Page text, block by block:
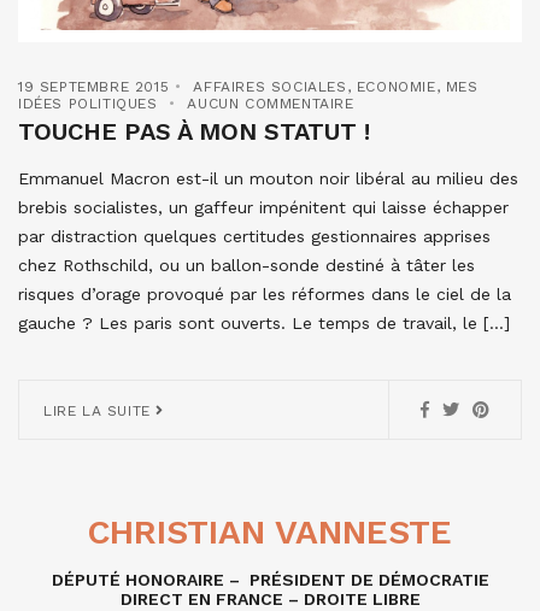
19 SEPTEMBRE 2015 AFFAIRES SOCIALES , ECONOMIE, MES
IDÉES POLITIQUES
AUCUN COMMENTAIRE
TOUCHE PAS À MON STATUT !
Emmanuel Macron est-il un mouton noir libéral au milieu des
brebis socialistes, un gaffeur impénitent qui laisse échapper
par distraction quelques certitudes gestionnaires apprises
chez Rothschild, ou un ballon-sonde destiné à tâter les
risques d’orage provoqué par les réformes dans le ciel de la
gauche ? Les paris sont ouverts. Le temps de travail, le […]
LIRE LA SUITE
CHRISTIAN VANNESTE
DÉPUTÉ HONORAIRE – PRÉSIDENT DE DÉMOCRATIE
DIRECT EN FRANCE – DROITE LIBRE